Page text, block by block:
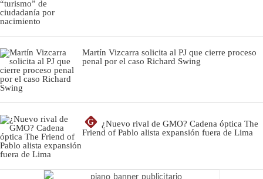
Martín Vizcarra solicita al PJ que cierre proceso
penal por el caso Richard Swing
G
¿Nuevo rival de GMO? Cadena óptica The
Friend of Pablo alista expansión fuera de Lima